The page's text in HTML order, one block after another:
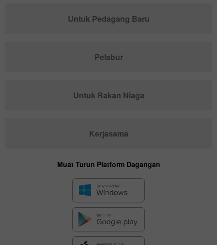
Untuk Pedagang Baru
Pelabur
Untuk Rakan Niaga
Kerjasama
Muat Turun Platform Dagangan